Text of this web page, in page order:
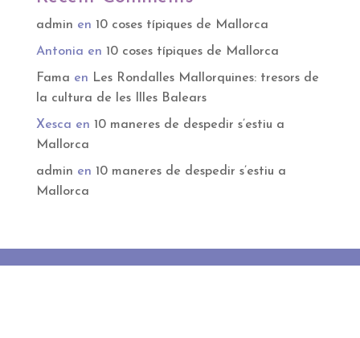
admin en 10 coses típiques de Mallorca
Antonia en 10 coses típiques de Mallorca
Fama en Les Rondalles Mallorquines: tresors de
la cultura de les Illes Balears
Xesca en 10 maneres de despedir s’estiu a
Mallorca
admin en 10 maneres de despedir s’estiu a
Mallorca